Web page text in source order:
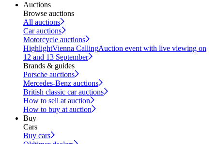
Auctions
Browse auctions
All auctions
Car auctions
Motorcycle auctions
HighlightVienna CallingAuction event with live viewing on
12 and 13 September
Brands & guides
Porsche auctions
Mercedes-Benz auctions
British classic car auctions
How to sell at auction
How to buy at auction
Buy
Cars
Buy cars